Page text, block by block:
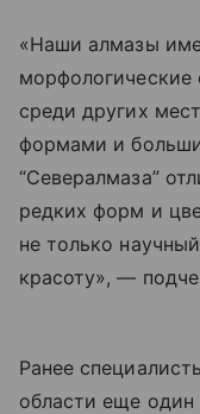
«Наши алмазы
морфологические
среди других
формами и
“Севералмаза”
редких форм и
не только
красоту», —
Ранее
области еще